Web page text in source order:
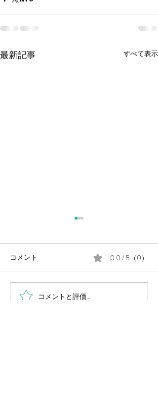
最新記事 すべて表示
毎週金曜日の朝は #定例の
コメント 0.0 / 5（0）
コメントと評価...